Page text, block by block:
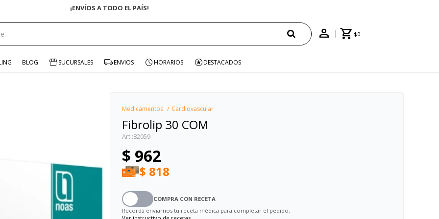
¡ENVÍOS A TODO EL PAÍS!
$0
BLOG SUCURSALES ENVIOS HORARIOS DESTACADOS
Medicamentos Cardiovascular
Fibrolip 30 COM
82059
$ 962
$ 818
COMPRA CON RECETA
Recordá enviarnos tu receta médica para completar el pedido.